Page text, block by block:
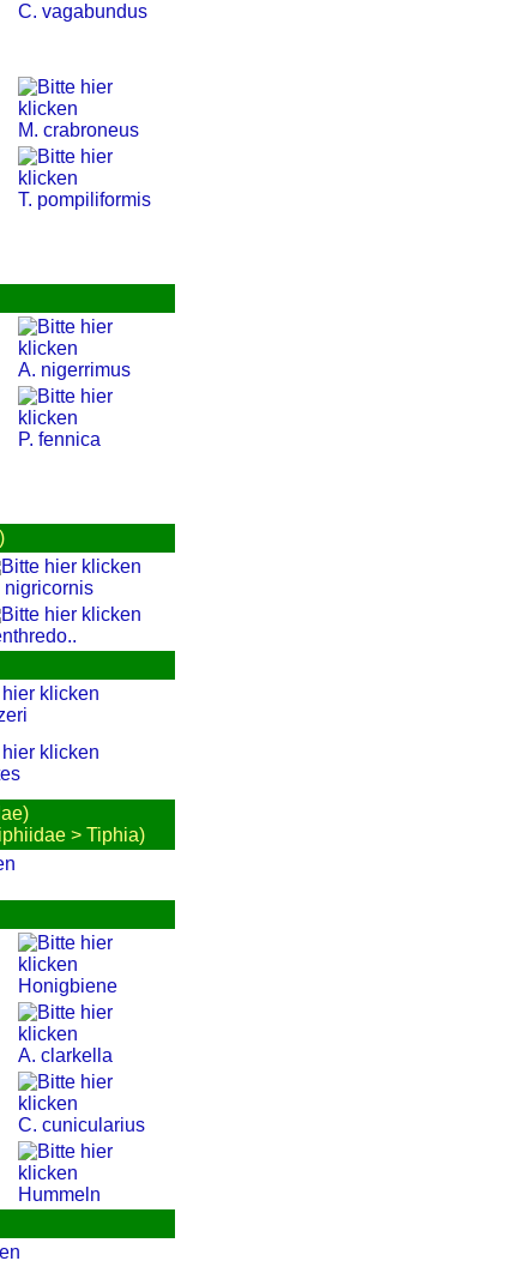
C. vagabundus
M. crabroneus
T. pompiliformis
A. nigerrimus
P. fennica
nigricornis
> Tiphia)
Honigbiene
A. clarkella
C. cunicularius
Hummeln